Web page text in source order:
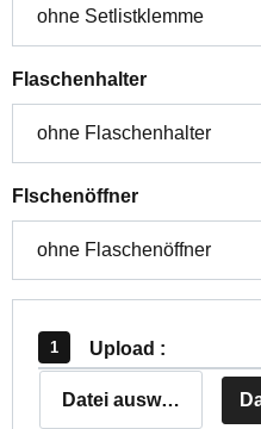
Flaschenhalterauswählen
Flschenöffnerauswählen
Upload :
Datei auswählen